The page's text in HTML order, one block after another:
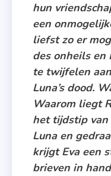
hun
een
liefst zo er
des onheils en
te twijfelen
Luna’s dood.
Waarom liegt
het tijdstip
Luna en
krijgt Eva een
brieven in